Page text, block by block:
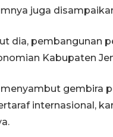
juga
dia, pembangunan
Kabupaten
gembira
internasional,